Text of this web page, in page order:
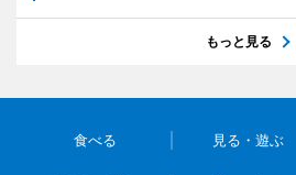
もっと見る
食べる 見る・遊ぶ